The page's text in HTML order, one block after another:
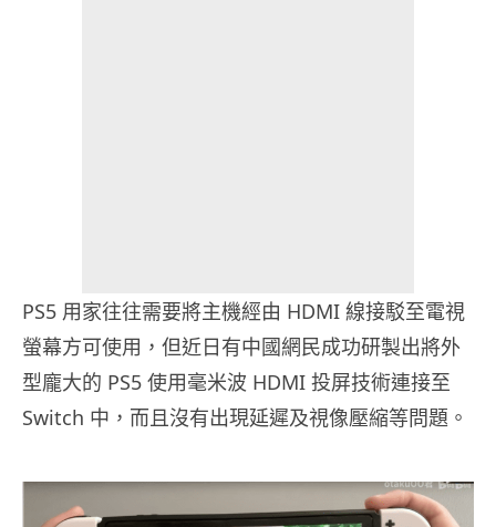
PS5 用家往往需要將主機經由 HDMI 線接駁至電視
螢幕方可使用，但近日有中國網民成功研製出將外
型龐大的 PS5 使用毫米波 HDMI 投屏技術連接至
Switch 中，而且沒有出現延遲及視像壓縮等問題。